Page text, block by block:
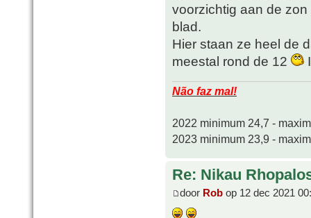
voorzichtig aan de
blad.
Hier staan ze heel de
meestal rond de 12
Não faz mal!
2022 minimum 24,7 -
2023 minimum 23,9 -
Re: Nikau
door Rob op 12 dec 2021